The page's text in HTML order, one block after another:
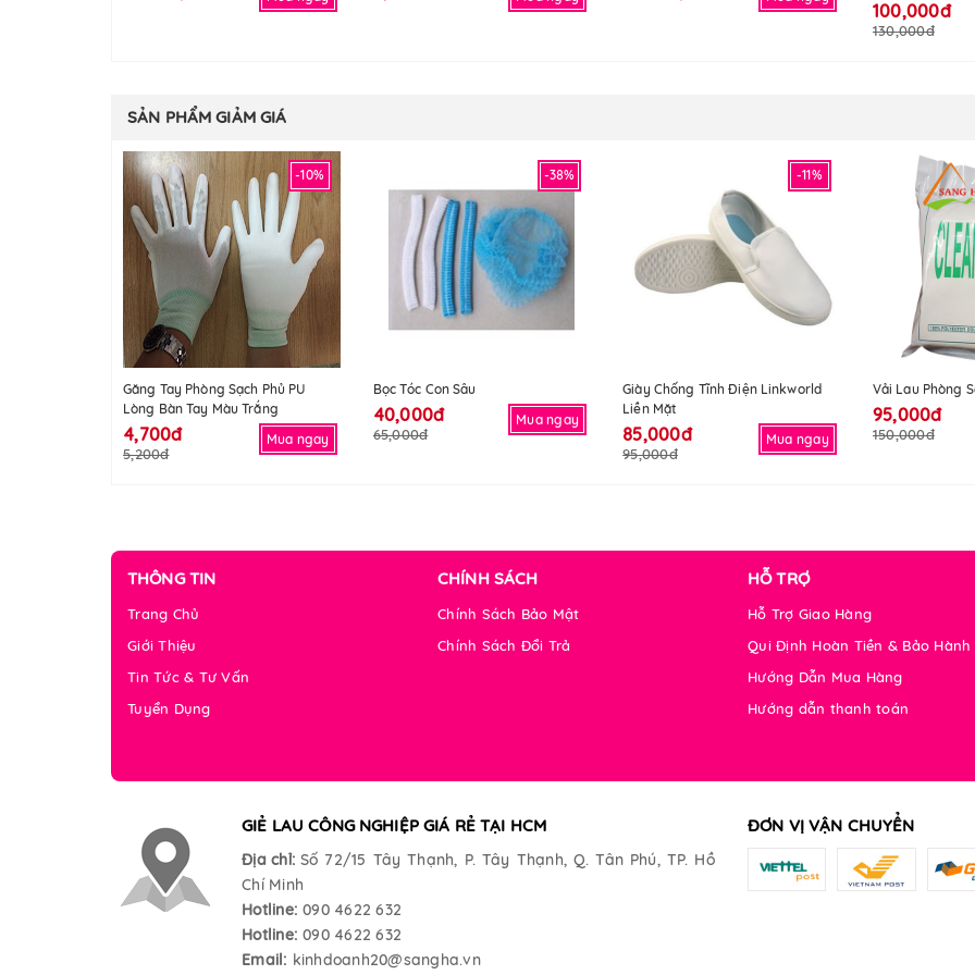
100,000đ
130,000đ
SẢN PHẨM GIẢM GIÁ
-10%
Găng Tay Phòng Sạch Phủ PU
Lòng Bàn Tay Màu Trắng
4,700đ
5,200đ
Mua ngay
-38%
Bọc Tóc Con Sâu
40,000đ
65,000đ
Mua ngay
-11%
Giày Chống Tĩnh Điện Linkworld
Liền Mặt
85,000đ
95,000đ
Mua ngay
Vải Lau Phòng
95,000đ
150,000đ
THÔNG TIN
Trang Chủ
Giới Thiệu
Tin Tức & Tư Vấn
Tuyển Dụng
CHÍNH SÁCH
Chính Sách Bảo Mật
Chính Sách Đổi Trả
HỖ TRỢ
Hỗ Trợ Giao Hàng
Qui Định Hoàn Tiền & Bảo Hành
Hướng Dẫn Mua Hàng
Hướng dẫn thanh toán
GIẺ LAU CÔNG NGHIỆP GIÁ RẺ TẠI HCM
Địa chỉ: Số 72/15 Tây Thạnh, P. Tây Thạnh, Q. Tân Phú, TP. Hồ
Chí Minh
Hotline: 090 4622 632
Hotline: 090 4622 632
Email: kinhdoanh20@sangha.vn
ĐƠN VỊ VẬN CHUYỂN